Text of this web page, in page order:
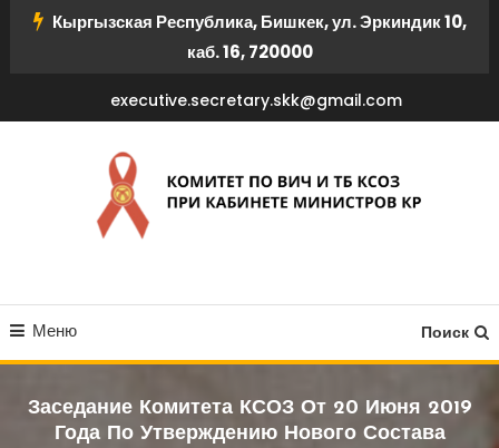
ПерейтиКыргызская Республика, Бишкек, ул. Эркиндик 10,
каб. 16, 720000
executive.secretary.skk@gmail.com
КСОЗ ПРИ КАБИНЕТЕ
МИНИСТРОВ КР
Меню Поиск
Заседание Комитета КСОЗ От 20 Июня 2019
Года По Утверждению Нового Состава